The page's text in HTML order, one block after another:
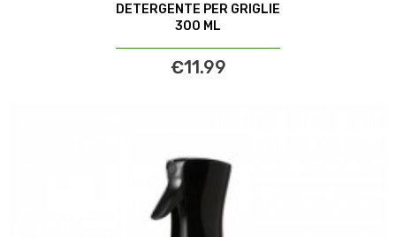
DETERGENTE PER GRIGLIE
300 ML
€11.99